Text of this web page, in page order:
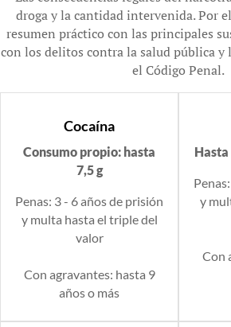
droga y la cantidad intervenida. Por
resumen práctico con las principales
con los delitos contra la salud pública y
el Código Penal.
Cocaína
Consumo propio: hasta
7,5 g
Penas: 3 - 6 años de prisión
y multa hasta el triple del
valor
Con agravantes: hasta 9
años o más
Hasta
y
Con